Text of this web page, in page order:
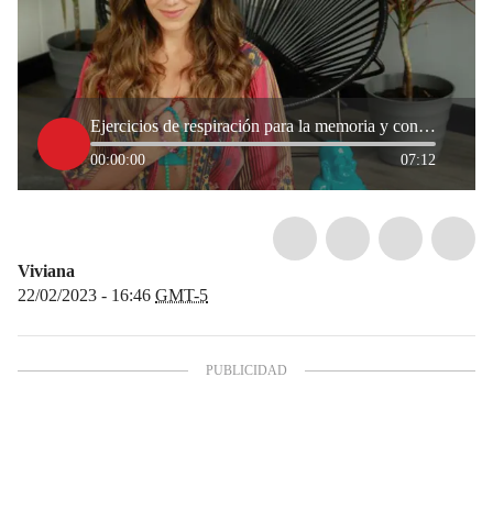
Ejercicios de respiración para la memoria y concentración, según una experta
00:00:00 07:12
Viviana
22/02/2023 - 16:46 GMT-5